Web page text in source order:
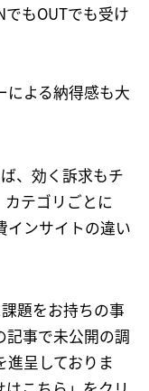
もOUTでも受け
による納得感も大
、効く訴求もチ
テゴリごとに
インサイトの違い
題をお持ちの事
記事で未公開の調
呈しておりま